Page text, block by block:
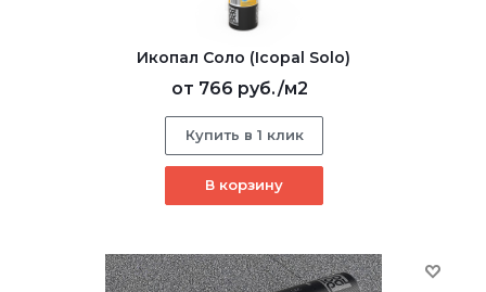
Икопал Соло (Icopal Solo)
от 766 руб./м2
Купить в 1 клик
В корзину